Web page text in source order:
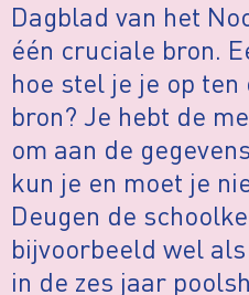
Dagblad van het
één cruciale bron.
hoe stel je je op ten
bron? Je hebt de
om aan de
kun je en moet je
Deugen de
bijvoorbeeld wel
in de zes jaar